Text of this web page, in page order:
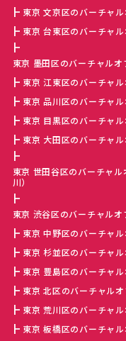
東京 文京区のバーチャ
東京 台東区のバーチャル
東京 墨田区のバーチャルオ
東京 江東区のバーチャ
東京 品川区のバーチャ
東京 目黒区のバーチャ
東京 大田区のバーチャ
東京 世田谷区のバーチャ
川）
東京 渋谷区のバーチャルオ
東京 中野区のバーチャル
東京 杉並区のバーチャ
東京 豊島区のバーチャ
東京 北区のバーチャル
東京 荒川区のバーチャ
東京 板橋区のバーチャ